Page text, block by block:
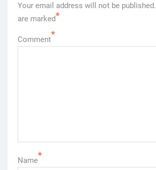
Your email address will not be published.
are marked*
Comment*
Name*